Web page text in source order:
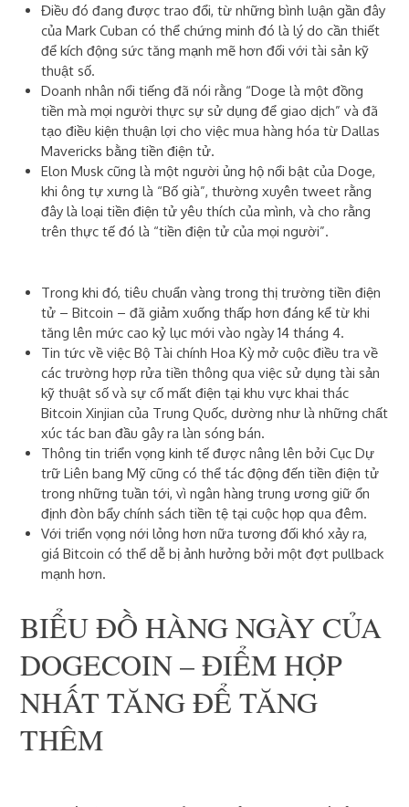
Điều đó đang được trao đổi, từ những bình luận gần đây
của Mark Cuban có thể chứng minh đó là lý do cần thiết
để kích động sức tăng mạnh mẽ hơn đối với tài sản kỹ
thuật số.
Doanh nhân nổi tiếng đã nói rằng “Doge là một đồng
tiền mà mọi người thực sự sử dụng để giao dịch” và đã
tạo điều kiện thuận lợi cho việc mua hàng hóa từ Dallas
Mavericks bằng tiền điện tử.
Elon Musk cũng là một người ủng hộ nổi bật của Doge,
khi ông tự xưng là “Bố già”, thường xuyên tweet rằng
đây là loại tiền điện tử yêu thích của mình, và cho rằng
trên thực tế đó là “tiền điện tử của mọi người”.
Trong khi đó, tiêu chuẩn vàng trong thị trường tiền điện
tử – Bitcoin – đã giảm xuống thấp hơn đáng kể từ khi
tăng lên mức cao kỷ lục mới vào ngày 14 tháng 4.
Tin tức về việc Bộ Tài chính Hoa Kỳ mở cuộc điều tra về
các trường hợp rửa tiền thông qua việc sử dụng tài sản
kỹ thuật số và sự cố mất điện tại khu vực khai thác
Bitcoin Xinjian của Trung Quốc, dường như là những chất
xúc tác ban đầu gây ra làn sóng bán.
Thông tin triển vọng kinh tế được nâng lên bởi Cục Dự
trữ Liên bang Mỹ cũng có thể tác động đến tiền điện tử
trong những tuần tới, vì ngân hàng trung ương giữ ổn
định đòn bẩy chính sách tiền tệ tại cuộc họp qua đêm.
Với triển vọng nới lỏng hơn nữa tương đối khó xảy ra,
giá Bitcoin có thể dễ bị ảnh hưởng bởi một đợt pullback
mạnh hơn.
BIỂU ĐỒ HÀNG NGÀY CỦA
DOGECOIN – ĐIỂM HỢP
NHẤT TĂNG ĐỂ TĂNG
THÊM